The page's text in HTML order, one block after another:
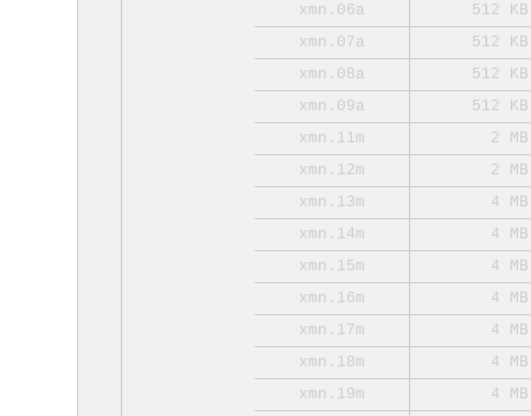
xmn.06a
512 KB
xmn.07a
512 KB
xmn.08a
512 KB
xmn.09a
512 KB
xmn.11m
2 MB
xmn.12m
2 MB
xmn.13m
4 MB
xmn.14m
4 MB
xmn.15m
4 MB
xmn.16m
4 MB
xmn.17m
4 MB
xmn.18m
4 MB
xmn.19m
4 MB